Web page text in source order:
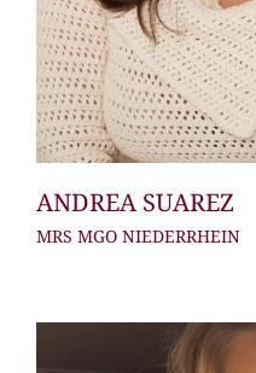
ANDREA SUAREZ
MRS MGO NIEDERRHEIN